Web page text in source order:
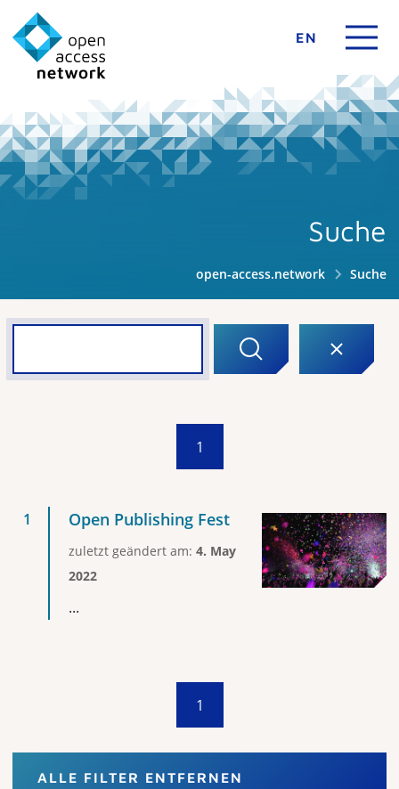
EN
Suche
open-access.network Suche
1
Open Publishing Fest
zuletzt geändert am: 4. May
2022
...
1
ALLE FILTER ENTFERNEN